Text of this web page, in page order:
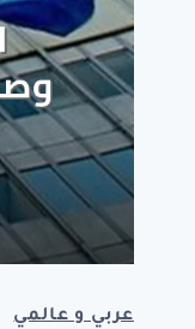
عربي و عالمي